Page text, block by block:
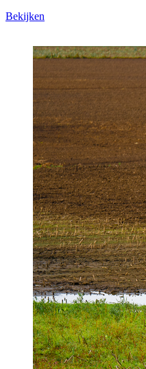
Bekijken